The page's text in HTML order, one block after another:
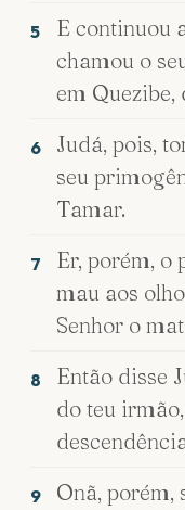
5
E continuou
chamou o
em Quezibe,
6
Judá, pois,
seu
Tamar.
7
Er, porém, o
mau aos
Senhor o
8
Então disse
do teu
9
Onã, porém,